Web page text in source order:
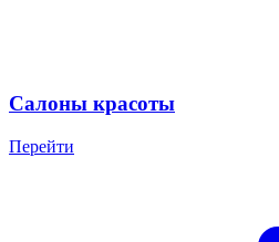
Салоны красоты
Перейти